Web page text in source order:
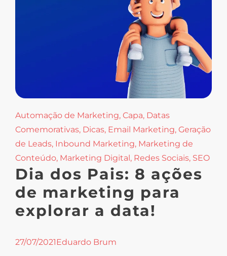
Automação de Marketing, Capa, Datas
Comemorativas, Dicas, Email Marketing, Geração
de Leads, Inbound Marketing, Marketing de
Conteúdo, Marketing Digital , Redes Sociais, SEO
Dia dos Pais: 8 ações
de marketing para
explorar a data!
27/07/2021 Eduardo Brum